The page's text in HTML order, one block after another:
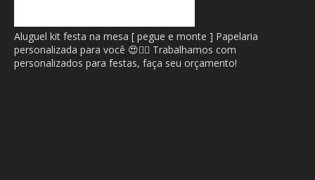
Aluguel kit festa na mesa [ pegue e monte ] Papelaria
personalizada para você 😍🙂‍↔️ Trabalhamos com
personalizados para festas, faça seu orçamento!